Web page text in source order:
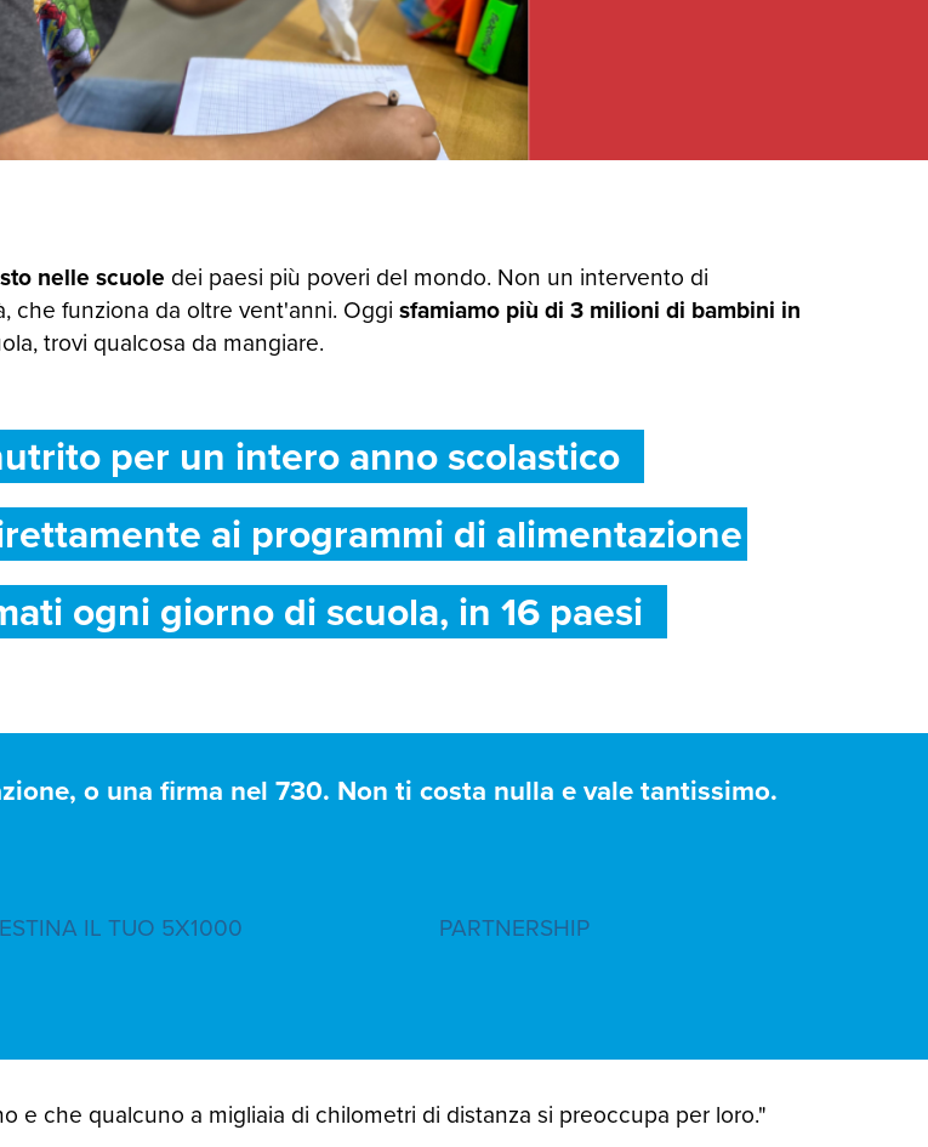
nelle scuole dei paesi più poveri del mondo. Non un intervento di
che funziona da oltre vent'anni. Oggi sfamiamo più di 3 milioni di bambini in
trovi qualcosa da mangiare.
per un intero anno scolastico
ai programmi di alimentazione
ogni giorno di scuola, in 16 paesi
o una firma nel 730. Non ti costa nulla e vale tantissimo.
IL TUO 5X1000 PARTNERSHIP
e che qualcuno a migliaia di chilometri di distanza si preoccupa per loro."